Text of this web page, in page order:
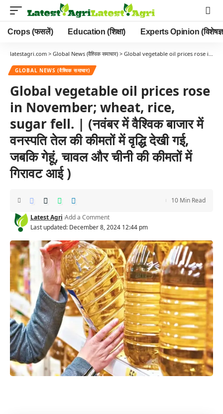
Crops (फसलें) Education (शिक्षा) Experts Opinion (विशेषज्ञ
latestagri.com > Global News (वैश्विक समाचार) > Global vegetable oil prices rose in November; wheat, rice, sugar fell. | (नवंबर में वैश्विक बाजार में वनस्पति तेल की कीमतों में वृद्धि देखी गई, जबकि गेहूं, चावल और चीनी की कीमतों में गिरावट आई )
GLOBAL NEWS (वैश्विक समाचार)
Global vegetable oil prices rose
in November; wheat, rice,
sugar fell. | (नवंबर में वैश्विक बाजार में
वनस्पति तेल की कीमतों में वृद्धि देखी गई,
जबकि गेहूं, चावल और चीनी की कीमतों में
गिरावट आई )
Last updated: December 8, 2024 12:44 pm
Latest Agri Add a Comment
10 Min Read